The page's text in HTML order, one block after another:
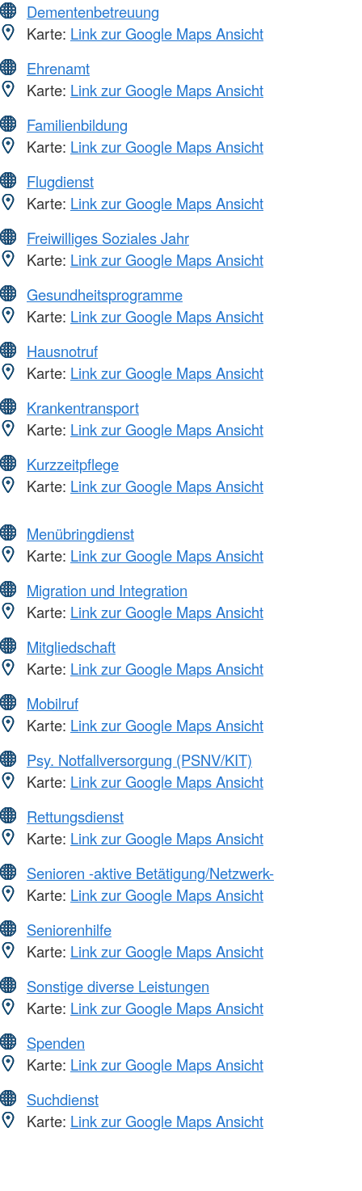
Dementenbetreuung
Karte: Link zur Google Maps Ansicht
Ehrenamt
Karte: Link zur Google Maps Ansicht
Familienbildung
Karte: Link zur Google Maps Ansicht
Flugdienst
Karte: Link zur Google Maps Ansicht
Freiwilliges Soziales Jahr
Karte: Link zur Google Maps Ansicht
Gesundheitsprogramme
Karte: Link zur Google Maps Ansicht
Hausnotruf
Karte: Link zur Google Maps Ansicht
Krankentransport
Karte: Link zur Google Maps Ansicht
Kurzzeitpflege
Karte: Link zur Google Maps Ansicht
Menübringdienst
Karte: Link zur Google Maps Ansicht
Migration und Integration
Karte: Link zur Google Maps Ansicht
Mitgliedschaft
Karte: Link zur Google Maps Ansicht
Mobilruf
Karte: Link zur Google Maps Ansicht
Psy. Notfallversorgung (PSNV/KIT)
Karte: Link zur Google Maps Ansicht
Rettungsdienst
Karte: Link zur Google Maps Ansicht
Senioren -aktive Betätigung/Netzwerk-
Karte: Link zur Google Maps Ansicht
Seniorenhilfe
Karte: Link zur Google Maps Ansicht
Sonstige diverse Leistungen
Karte: Link zur Google Maps Ansicht
Spenden
Karte: Link zur Google Maps Ansicht
Suchdienst
Karte: Link zur Google Maps Ansicht